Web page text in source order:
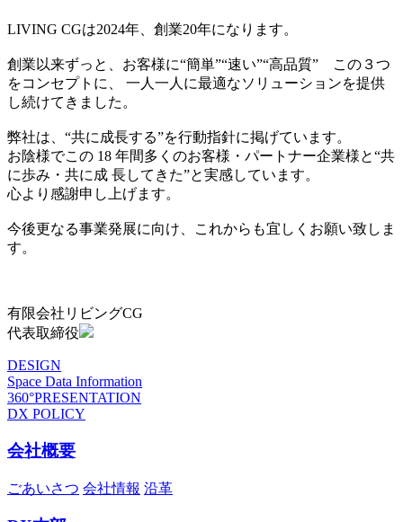
LIVING CGは2024年、創業20年になります。
創業以来ずっと、お客様に“簡単”“速い”“高品質” この３つ
をコンセプトに、 一人一人に最適なソリューションを提供
し続けてきました。
弊社は、“共に成長する”を行動指針に掲げています。
お陰様でこの 18 年間多くのお客様・パートナー企業様と“共
に歩み・共に成 長してきた”と実感しています。
心より感謝申し上げます。
今後更なる事業発展に向け、これからも宜しくお願い致しま
す。
有限会社リビングCG
代表取締役
DESIGN
Space Data Information
360°PRESENTATION
DX POLICY
会社概要
ごあいさつ 会社情報 沿革